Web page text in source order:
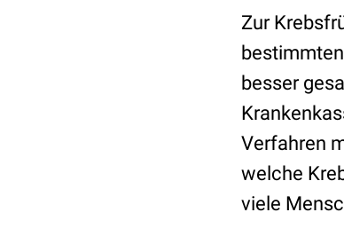
Zur
besser
Verfahren
welche
viele